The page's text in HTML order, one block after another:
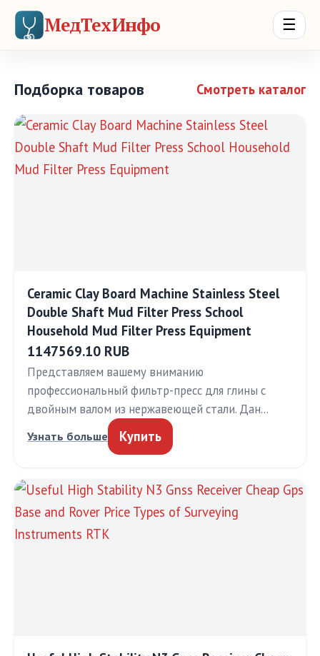
МедТехИнфо ☰
Подборка товаров Смотреть каталог
Ceramic Clay Board Machine Stainless Steel
Double Shaft Mud Filter Press School
Household Mud Filter Press Equipment
1147569.10 RUB
Представляем вашему вниманию
профессиональный фильтр-пресс для глины с
двойным валом из нержавеющей стали. Дан…
Узнать больше Купить